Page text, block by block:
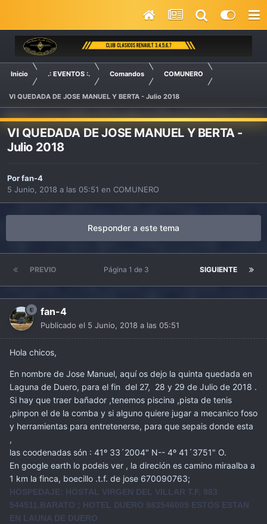
Inicio .: EVENTOS :. Comandos COMUNERO
VI QUEDADA DE JOSE MANUEL Y BERTA - Julio 2018
VI QUEDADA DE JOSE MANUEL Y BERTA -
Julio 2018
Porfan-4
5 Junio, 2018 a las 05:51 en COMUNERO
Responder a este tema
PREVIO SIGUIENTE
Página 1 de 3
fan-4
Publicado el 5 Junio, 2018 a las 05:51
Hola chicos,
En nombre de Jose Manuel, aquí os dejo la quinta quedada en
Laguna de Duero, para el fin del 27, 28 y 29 de Julio de 2018 .
Si hay que traer bañador ,tenemos piscina ,pista de tenis
,pinpon el de la comba y si alguno quiere jugar a mecanico foso
y herramientas para entretenerse, para que sepais donde esta
,
las coodenadas són : 41º 33´2004" N-- 4º 41´3751" O.
En google earth lo podeis ver , la direción es camino miraalba a
1 km la finca, boecillo .t.f. de jose 670090763;
HOSPEDAJE: HOSTAL VIRGEN DEL VILLAR T.F. 983
544511.BARATO ; HOTEL DUERO 983546009 ESTOS ESTAN
EN LAUNA DE DUERO